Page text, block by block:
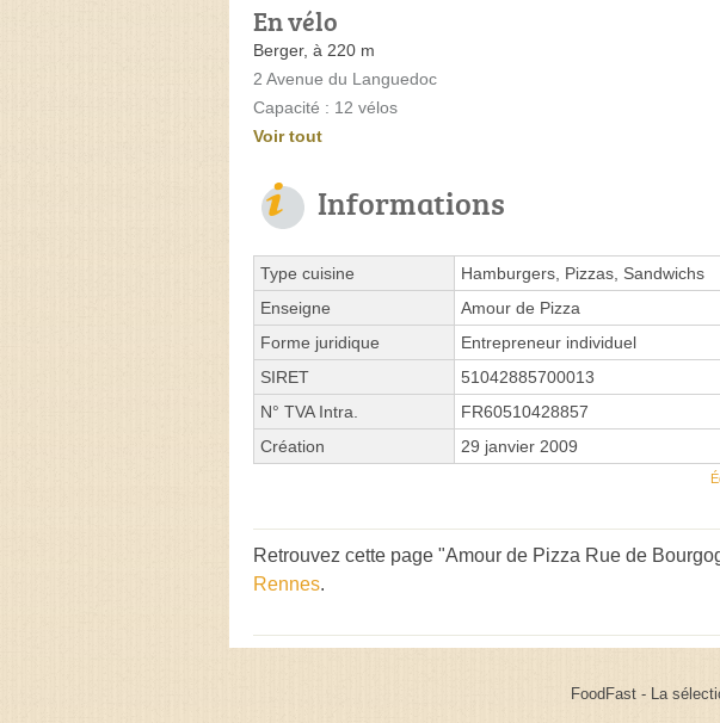
En vélo
Berger, à 220 m
2 Avenue du Languedoc
Capacité : 12 vélos
Voir tout
Informations
Type cuisine
Hamburgers, Pizzas, Sandwichs
Enseigne
Amour de Pizza
Forme juridique
Entrepreneur individuel
SIRET
51042885700013
N° TVA Intra.
FR60510428857
Création
29 janvier 2009
Retrouvez cette page "Amour de Pizza Rue de
Rennes.
FoodFast - La